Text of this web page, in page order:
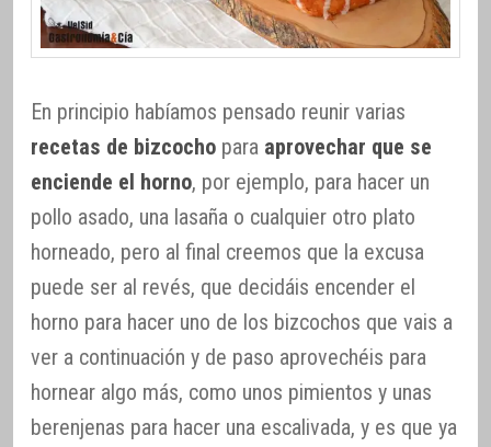
En principio habíamos pensado reunir varias
recetas de bizcocho para aprovechar que se
enciende el horno, por ejemplo, para hacer un
pollo asado, una lasaña o cualquier otro plato
horneado, pero al final creemos que la excusa
puede ser al revés, que decidáis encender el
horno para hacer uno de los bizcochos que vais a
ver a continuación y de paso aprovechéis para
hornear algo más, como unos pimientos y unas
berenjenas para hacer una escalivada, y es que ya